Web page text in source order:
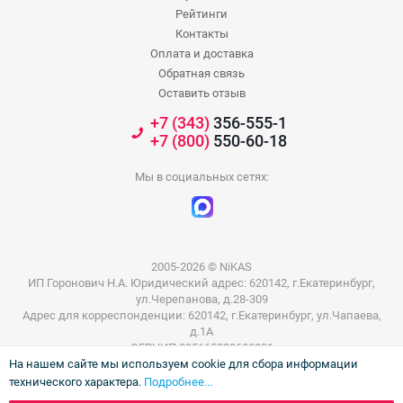
Рейтинги
Контакты
Оплата и доставка
Обратная связь
Оставить отзыв
+7 (343)356-555-1
+7 (800)550-60-18
Мы в социальных сетях:
2005-2026 © NiKAS
ИП Горонович Н.А. Юридический адрес: 620142, г.Екатеринбург,
ул.Черепанова, д.28-309
Адрес для корреспонденции: 620142, г.Екатеринбург, ул.Чапаева,
д.1А
ОГРНИП 305665832600031
ИНН 665801802803
На нашем сайте мы используем cookie для сбора информации
технического характера. Подробнее...